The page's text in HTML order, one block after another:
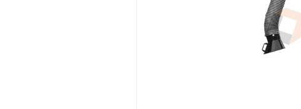
放情况，如果烟雾
明显变淡，说明净
浓度，比较两者的差